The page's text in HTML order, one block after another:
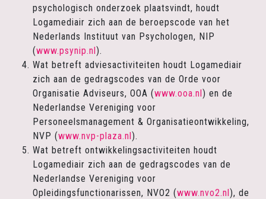
psychologisch onderzoek plaatsvindt, houdt
Logamediair zich aan de beroepscode van het
Nederlands Instituut van Psychologen, NIP
(www.psynip.nl).
Wat betreft adviesactiviteiten houdt Logamediair
zich aan de gedragscodes van de Orde voor
Organisatie Adviseurs, OOA (www.ooa.nl) en de
Nederlandse Vereniging voor
Personeelsmanagement & Organisatieontwikkeling,
NVP (www.nvp-plaza.nl).
Wat betreft ontwikkelingsactiviteiten houdt
Logamediair zich aan de gedragscodes van de
Nederlandse Vereniging voor
Opleidingsfunctionarissen, NVO2 (www.nvo2.nl), de